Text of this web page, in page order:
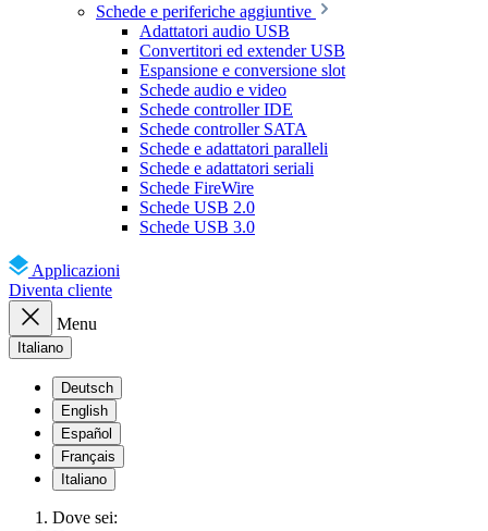
Schede e periferiche aggiuntive
Adattatori audio USB
Convertitori ed extender USB
Espansione e conversione slot
Schede audio e video
Schede controller IDE
Schede controller SATA
Schede e adattatori paralleli
Schede e adattatori seriali
Schede FireWire
Schede USB 2.0
Schede USB 3.0
Applicazioni
Diventa cliente
Menu
Italiano
Deutsch
English
Español
Français
Italiano
Dove sei: